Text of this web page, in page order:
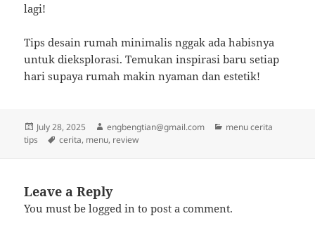
lagi!
Tips desain rumah minimalis nggak ada habisnya
untuk dieksplorasi. Temukan inspirasi baru setiap
hari supaya rumah makin nyaman dan estetik!
Posted
on
July 28, 2025 Author
engbengtian@gmail.com Categories
menu cerita
tips
Tags
cerita, menu, review
Leave a Reply
You must belogged in to post a comment.